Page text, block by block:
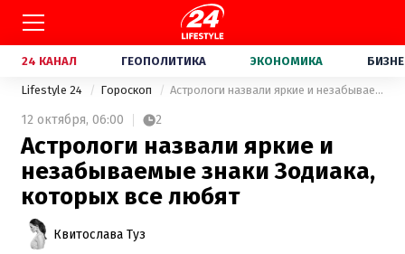
24 КАНАЛ ГЕОПОЛИТИКА ЭКОНОМИКА
Lifestyle 24 Гороскоп Астрологи назвали яркие и незабываемые знаки Зодиака, которых все любят
12 октября, 06:00 2
Астрологи назвали яркие и
незабываемые знаки Зодиака,
которых все любят
Квитослава Туз